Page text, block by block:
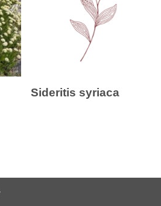
Sideritis syriaca